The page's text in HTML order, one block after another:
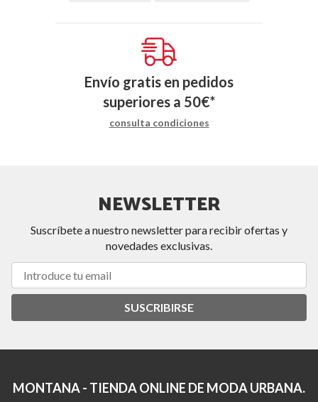
Envío gratis en pedidos
superiores a 50€*
consulta condiciones
NEWSLETTER
Suscríbete a nuestro newsletter para recibir ofertas y
novedades exclusivas.
SUSCRIBIRSE
MONTANA - TIENDA ONLINE DE MODA URBANA.